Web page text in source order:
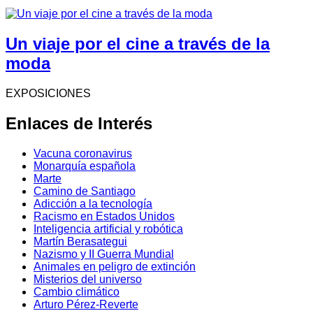
Un viaje por el cine a través de la
moda
EXPOSICIONES
Enlaces de Interés
Vacuna coronavirus
Monarquía española
Marte
Camino de Santiago
Adicción a la tecnología
Racismo en Estados Unidos
Inteligencia artificial y robótica
Martín Berasategui
Nazismo y II Guerra Mundial
Animales en peligro de extinción
Misterios del universo
Cambio climático
Arturo Pérez-Reverte